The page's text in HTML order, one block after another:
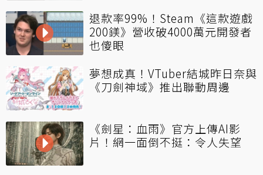
退款率99%！Steam《這款遊戲
200鎂》營收破4000萬元開發者
也傻眼
夢想成真！VTuber結城昨日奈與
《刀劍神域》推出聯動周邊
《劍星：血雨》官方上傳AI影
片！網一面倒不挺：令人失望